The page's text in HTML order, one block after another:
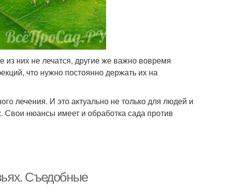
них не лечатся, другие же важно вовремя
что нужно постоянно держать их на
лечения. И это актуально не только для людей и
Свои нюансы имеет и обработка сада против
Съедобные